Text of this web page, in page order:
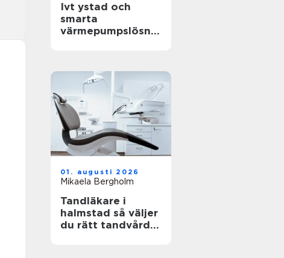
Ivt ystad och
smarta
värmepumpslösnin
01. augusti 2026
Mikaela Bergholm
Tandläkare i
halmstad så väljer
du rätt tandvård